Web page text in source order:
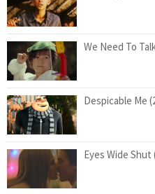
We Need To
Despicable Me
Eyes Wide Shut